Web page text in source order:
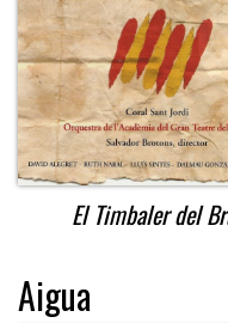
El Timbaler del
Aigua